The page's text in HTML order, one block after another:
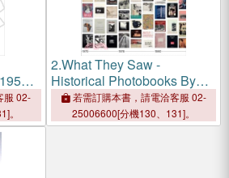
服 02-
。
2.What They Saw -
Historical Photobooks By
Women 1843-1999
若需訂購本書，請電洽客服 02-
25006600[分機130、131]。